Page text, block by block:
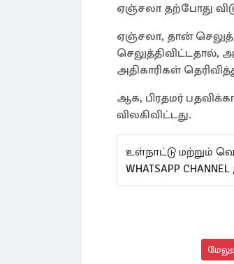
ஏஞ்சலா தற்போது
ஏஞ்சலா, தான்
செலுத்திவிட்டதால்,
அதிகாரிகள்
ஆக, பிரதமர்
விலகிவிட்டது.
உள்நாட்டு மற்றும்
WHATSAPP